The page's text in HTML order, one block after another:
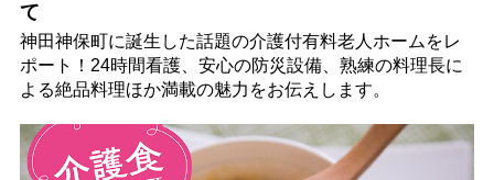
て
神田神保町に誕生した話題の介護付有料老人ホームをレ
ポート！24時間看護、安心の防災設備、熟練の料理長に
よる絶品料理ほか満載の魅力をお伝えします。